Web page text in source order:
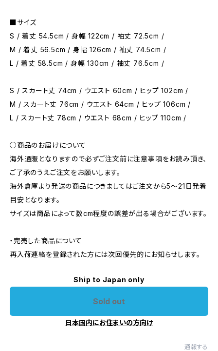
■サイズ
S / 着丈 54.5cm / 身幅 122cm / 袖丈 72.5cm /
M / 着丈 56.5cm / 身幅 126cm / 袖丈 74.5cm /
L / 着丈 58.5cm / 身幅 130cm / 袖丈 76.5cm /
S / スカート丈 74cm / ウエスト 60cm / ヒップ 102cm /
M / スカート丈 76cm / ウエスト 64cm / ヒップ 106cm /
L / スカート丈 78cm / ウエスト 68cm / ヒップ 110cm /
○商品のお届けについて
海外通販となりますので必ずご注文前に注意事項をお読み頂き、
ご了承のうえご注文をお願いします。
海外倉庫より発送の商品につきましてはご注文から5〜21日発着
目安となります。
サイズは商品によって数cm程度の誤差が出る場合がございます。
・完売した商品について
再入荷連絡を登録された方には次回優先的にお知らせします。
Ship to Japan only
Sold out
日本国内にお住まいの方向け
通報する